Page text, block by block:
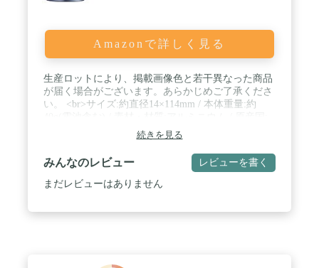
Amazonで詳しく見る
生産ロットにより、掲載画像色と若干異なった商品
が届く場合がございます。あらかじめご了承くださ
い。 <br>サイズ:約直径14×114mm / 本体重量:約
タイ / セット内容・付属品:本体、ペンクリップ、テ
スト用電池(単4形アルカリ電池×2本) / 明るさ:18ル
ーメン / 使用電池:単4形アルカリ電池×2本 / 使用光
源:5mm白色LED×1灯 / 実用点灯:約12時間 / 機能:エ
ネループ使用可能、IP54
続きを見る
みんなのレビュー レビューを書く
まだレビューはありません